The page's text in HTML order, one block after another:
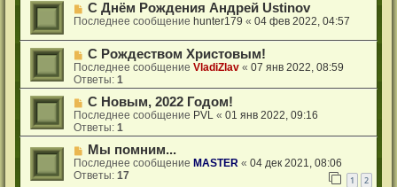
С Днём Рождения Андрей Ustinov
Последнее сообщение hunter179 «04 фев 2022, 04:57
С Рождеством Христовым!
Последнее сообщениеVladiZlav «07 янв 2022, 08:59
Ответы:1
С Новым, 2022 Годом!
Последнее сообщение PVL «01 янв 2022, 09:16
Ответы:1
Мы помним...
Последнее сообщение MASTER «04 дек 2021, 08:06
Ответы:17 1 2